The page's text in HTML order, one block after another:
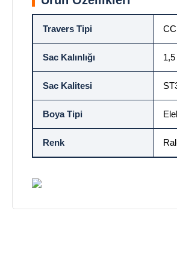
Travers Tipi
Sac Kalınlığı
Sac Kalitesi
Boya Tipi
Renk